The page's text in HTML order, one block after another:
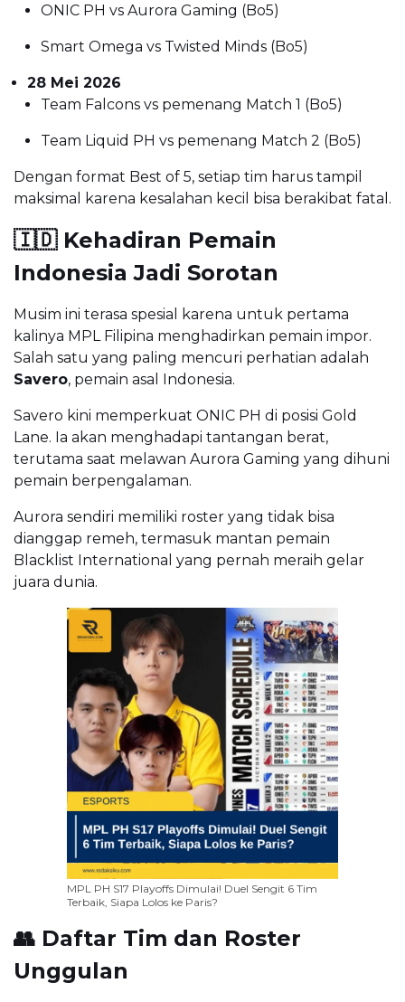
ONIC PH vs Aurora Gaming (Bo5)
Smart Omega vs Twisted Minds (Bo5)
28 Mei 2026
Team Falcons vs pemenang Match 1 (Bo5)
Team Liquid PH vs pemenang Match 2 (Bo5)
Dengan format Best of 5, setiap tim harus tampil
maksimal karena kesalahan kecil bisa berakibat fatal.
🇮🇩 Kehadiran Pemain
Indonesia Jadi Sorotan
Musim ini terasa spesial karena untuk pertama
kalinya MPL Filipina menghadirkan pemain impor.
Salah satu yang paling mencuri perhatian adalah
Savero, pemain asal Indonesia.
Savero kini memperkuat ONIC PH di posisi Gold
Lane. Ia akan menghadapi tantangan berat,
terutama saat melawan Aurora Gaming yang dihuni
pemain berpengalaman.
Aurora sendiri memiliki roster yang tidak bisa
dianggap remeh, termasuk mantan pemain
Blacklist International yang pernah meraih gelar
juara dunia.
MPL PH S17 Playoffs Dimulai! Duel Sengit 6 Tim
Terbaik, Siapa Lolos ke Paris?
👥 Daftar Tim dan Roster
Unggulan